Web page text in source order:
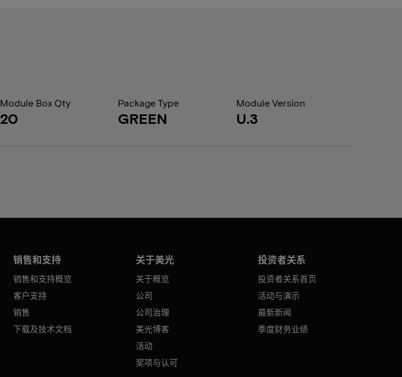
Module Box Qty
20
Package Type
GREEN
Module Version
U.3
销售和支持
销售和支持概览
客户支持
销售
下载及技术文档
关于美光
关于概览
公司
公司治理
美光博客
活动
奖项与认可
投资者关系
投资者关系首页
活动与演示
最新新闻
季度财务业绩